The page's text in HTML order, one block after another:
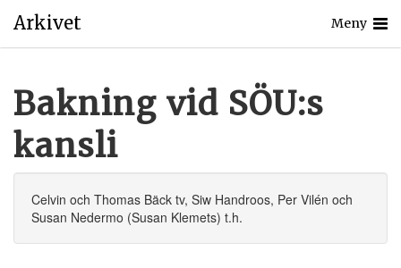
Arkivet Meny
Bakning vid SÖU:s
kansli
Celvin och Thomas Bäck tv, Siw Handroos, Per Vilén och
Susan Nedermo (Susan Klemets) t.h.